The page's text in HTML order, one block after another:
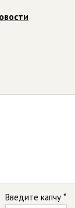
Введите капчу *